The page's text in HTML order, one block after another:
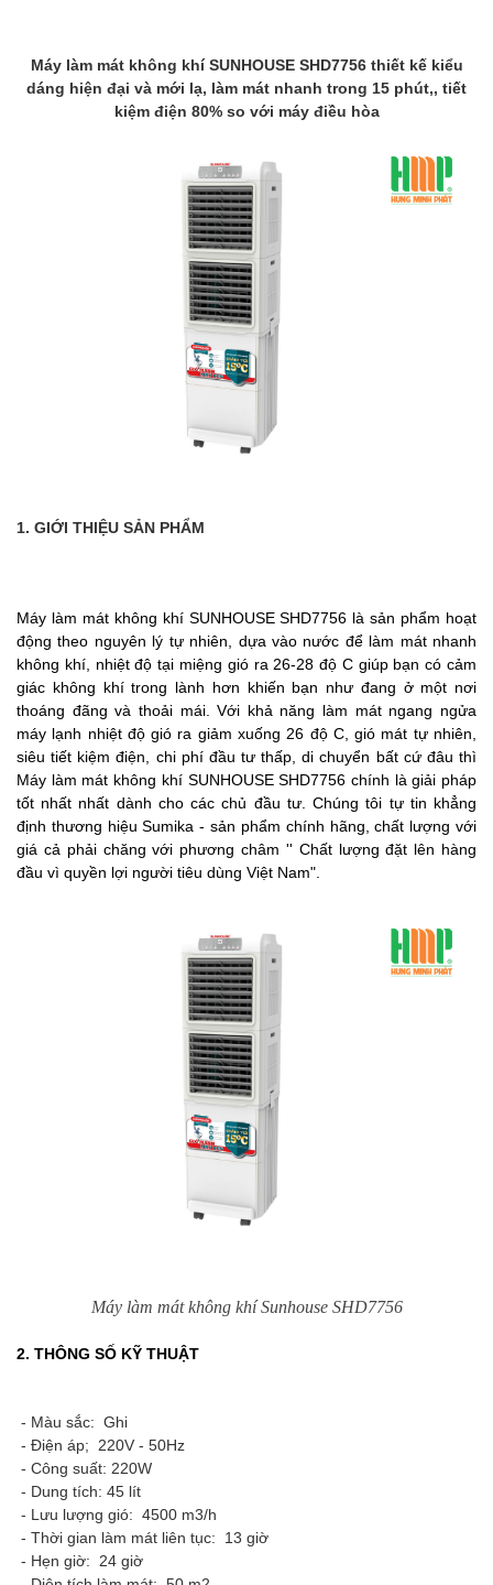
Máy làm mát không khí SUNHOUSE SHD7756 thiết kế kiểu
dáng hiện đại và mới lạ, làm mát nhanh trong 15 phút,, tiết
kiệm điện 80% so với máy điều hòa
1. GIỚI THIỆU SẢN PHẨM
Máy làm mát không khí SUNHOUSE SHD7756 là sản phẩm hoạt
động theo nguyên lý tự nhiên, dựa vào nước để làm mát nhanh
không khí, nhiệt độ tại miệng gió ra 26-28 độ C giúp bạn có cảm
giác không khí trong lành hơn khiến bạn như đang ở một nơi
thoáng đãng và thoải mái. Với khả năng làm mát ngang ngửa
máy lạnh nhiệt độ gió ra giảm xuống 26 độ C, gió mát tự nhiên,
siêu tiết kiệm điện, chi phí đầu tư thấp, di chuyển bất cứ đâu thì
Máy làm mát không khí SUNHOUSE SHD7756 chính là giải pháp
tốt nhất nhất dành cho các chủ đầu tư. Chúng tôi tự tin khẳng
định thương hiệu Sumika - sản phẩm chính hãng, chất lượng với
giá cả phải chăng với phương châm '' Chất lượng đặt lên hàng
đầu vì quyền lợi người tiêu dùng Việt Nam".
Máy làm mát không khí Sunhouse SHD7756
2. THÔNG SỐ KỸ THUẬT
- Màu sắc: Ghi
- Điện áp; 220V - 50Hz
- Công suất: 220W
- Dung tích: 45 lít
- Lưu lượng gió: 4500 m3/h
- Thời gian làm mát liên tục: 13 giờ
- Hẹn giờ: 24 giờ